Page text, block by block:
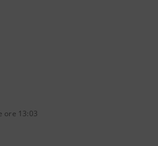
ore 13:03